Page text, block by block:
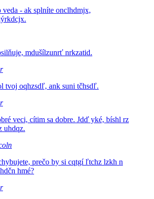
veda - ak splníte onclhdmjx,
mdušílzunrť nrkzatid.
tvoj oqhzsdľ, ank suni tčhsdľ.
veci, cítim sa dobre. Jdď yké, bíshl rz
uhdqz.
prečo by si cqtgí ľtchz lzkh n
hmé?